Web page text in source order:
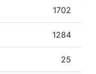
1702
1284
25